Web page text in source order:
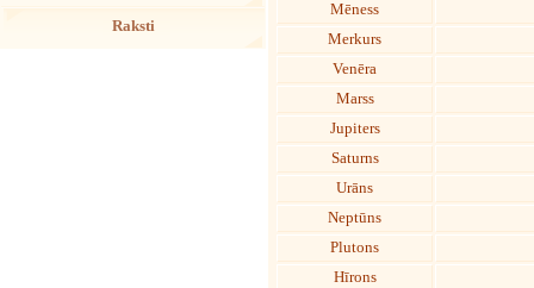
Raksti
Mēness
Merkurs
Venēra
Marss
Jupiters
Saturns
Urāns
Neptūns
Plutons
Hīrons